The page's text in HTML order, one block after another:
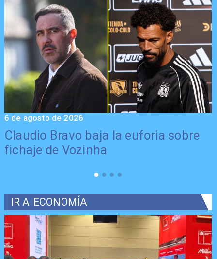
Presentación de Vozinha en Colo
Colo: Fecha, Estadio y Contrato
5 de agosto de 2026
IR A ECONOMÍA